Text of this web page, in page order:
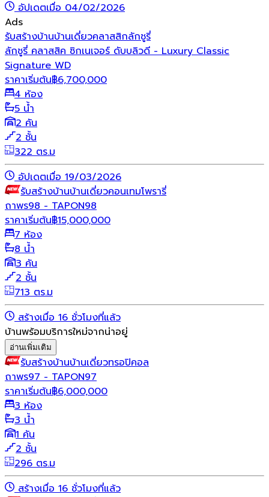
อัปเดตเมื่อ 04/02/2026
Ads
รับสร้างบ้านบ้านเดี่ยวคลาสสิกลักชูรี่
ลักชูรี่ คลาสสิค ซิกเนเจอร์ ดับบลิวดี - Luxury Classic
Signature WD
ราคาเริ่มต้น฿6,700,000
4 ห้อง
5 น้ำ
2 คัน
2 ชั้น
322 ตร.ม
อัปเดตเมื่อ 19/03/2026
รับสร้างบ้านบ้านเดี่ยวคอนเทมโพรารี่
ถาพร98 - TAPON98
ราคาเริ่มต้น฿15,000,000
7 ห้อง
8 น้ำ
3 คัน
2 ชั้น
713 ตร.ม
สร้างเมื่อ 16 ชั่วโมงที่แล้ว
บ้านพร้อมบริการใหม่จากน่าอยู่
อ่านเพิ่มเติม
รับสร้างบ้านบ้านเดี่ยวทรอปิคอล
ถาพร97 - TAPON97
ราคาเริ่มต้น฿6,000,000
3 ห้อง
3 น้ำ
1 คัน
2 ชั้น
296 ตร.ม
สร้างเมื่อ 16 ชั่วโมงที่แล้ว